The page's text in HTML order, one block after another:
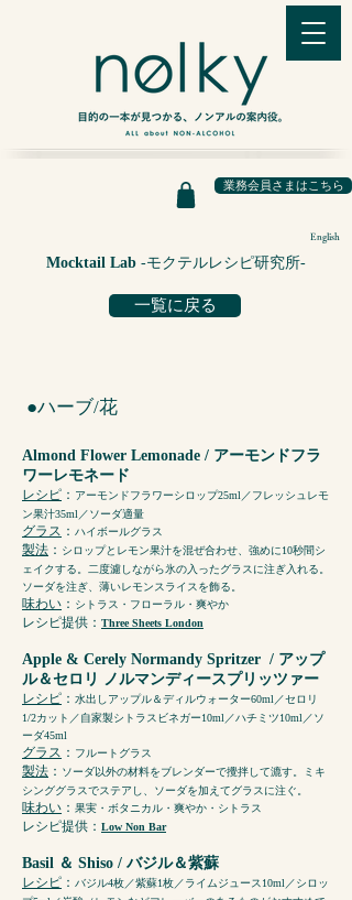
業務会員さまはこちら
English
Mocktail Lab -モクテルレシピ研究所-
一覧に戻る
●ハーブ/花
Almond Flower Lemonade / アーモンドフラ
ワーレモネード
レシピ ： アーモンドフラワーシロップ25ml／フレッシュレモ
ン果汁35ml／ソーダ適量
グラス ： ハイボールグラス
製法 ： シロップとレモン果汁を混ぜ合わせ、強めに10秒間シ
ェイクする。二度濾しながら氷の入ったグラスに注ぎ入れる。
ソーダを注ぎ、薄いレモンスライスを飾る。
味わい ： シトラス・フローラル・爽やか
レシピ提供 ： Three Sheets London
Apple & Cerely Normandy Spritzer / アップ
ル＆セロリ ノルマンディースプリッツァー
レシピ ： 水出しアップル＆ディルウォーター60ml／セロリ
1/2カット／自家製シトラスビネガー10ml／ハチミツ10ml／ソ
ーダ45ml
グラス ： フルートグラス
製法 ： ソーダ以外の材料をブレンダーで攪拌して漉す。ミキ
シンググラスでステアし、ソーダを加えてグラスに注ぐ。
味わい ： 果実・ボタニカル・爽やか・シトラス
レシピ提供 ： Low Non Bar
Basil ＆ Shiso / バジル＆紫蘇
レシピ ： バジル4枚／紫蘇1枚／ライムジュース10ml／シロッ